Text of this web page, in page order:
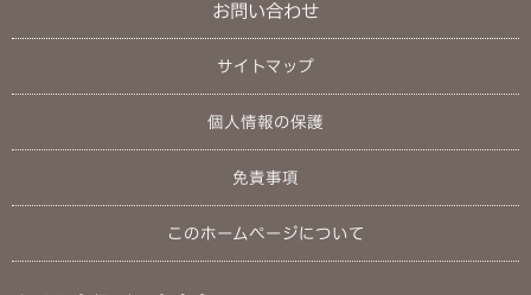
お問い合わせ
サイトマップ
個人情報の保護
免責事項
このホームページについて